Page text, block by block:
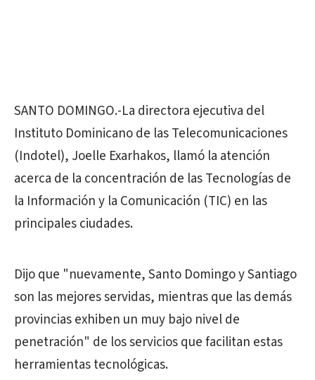
SANTO DOMINGO.-La directora ejecutiva del
Instituto Dominicano de las Telecomunicaciones
(Indotel), Joelle Exarhakos, llamó la atención
acerca de la concentración de las Tecnologías de
la Información y la Comunicación (TIC) en las
principales ciudades.
Dijo que "nuevamente, Santo Domingo y Santiago
son las mejores servidas, mientras que las demás
provincias exhiben un muy bajo nivel de
penetración" de los servicios que facilitan estas
herramientas tecnológicas.